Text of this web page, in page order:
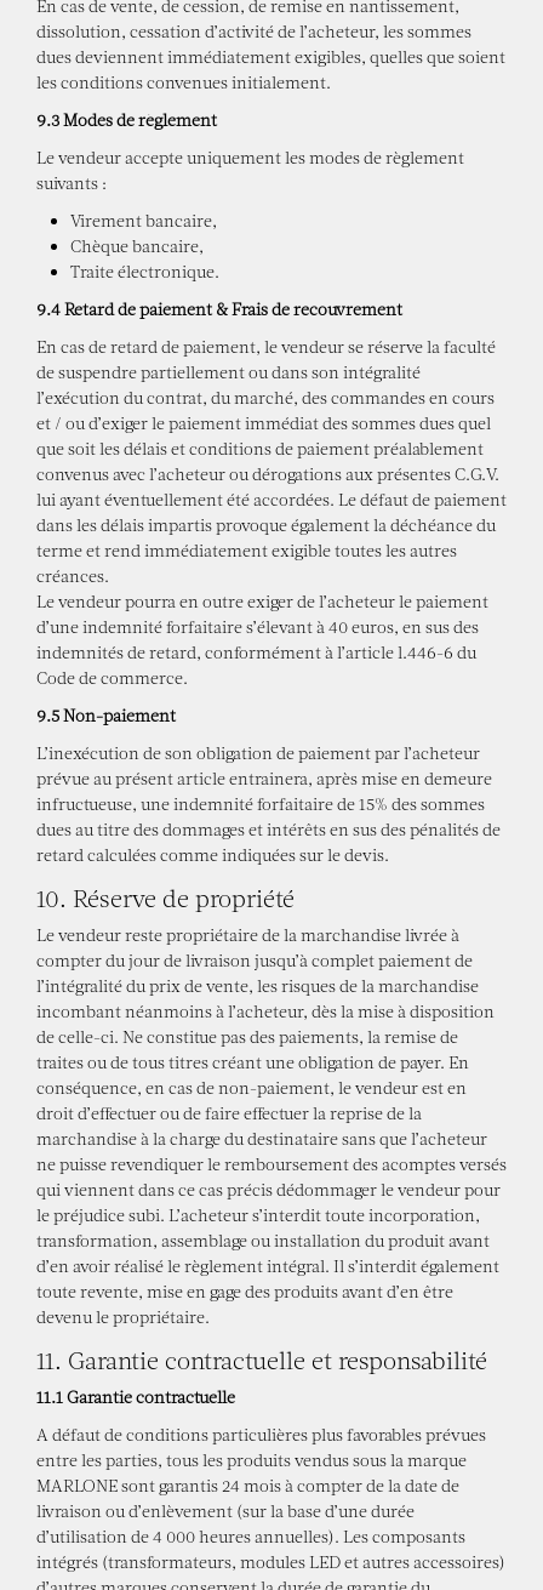
En cas de vente, de cession, de remise en nantissement,
dissolution, cessation d’activité de l’acheteur, les sommes
dues deviennent immédiatement exigibles, quelles que soient
les conditions convenues initialement.
9.3 Modes de règlement
Le vendeur accepte uniquement les modes de règlement
suivants :
Virement bancaire,
Chèque bancaire,
Traite électronique.
9.4 Retard de paiement & Frais de recouvrement
En cas de retard de paiement, le vendeur se réserve la faculté
de suspendre partiellement ou dans son intégralité
l’exécution du contrat, du marché, des commandes en cours
et / ou d’exiger le paiement immédiat des sommes dues quel
que soit les délais et conditions de paiement préalablement
convenus avec l’acheteur ou dérogations aux présentes C.G.V.
lui ayant éventuellement été accordées. Le défaut de paiement
dans les délais impartis provoque également la déchéance du
terme et rend immédiatement exigible toutes les autres
créances.
Le vendeur pourra en outre exiger de l’acheteur le paiement
d’une indemnité forfaitaire s’élevant à 40 euros, en sus des
indemnités de retard, conformément à l’article l.446-6 du
Code de commerce.
9.5 Non-paiement
L’inexécution de son obligation de paiement par l’acheteur
prévue au présent article entrainera, après mise en demeure
infructueuse, une indemnité forfaitaire de 15% des sommes
dues au titre des dommages et intérêts en sus des pénalités de
retard calculées comme indiquées sur le devis.
10. Réserve de propriété
Le vendeur reste propriétaire de la marchandise livrée à
compter du jour de livraison jusqu’à complet paiement de
l’intégralité du prix de vente, les risques de la marchandise
incombant néanmoins à l’acheteur, dès la mise à disposition
de celle-ci. Ne constitue pas des paiements, la remise de
traites ou de tous titres créant une obligation de payer. En
conséquence, en cas de non-paiement, le vendeur est en
droit d’effectuer ou de faire effectuer la reprise de la
marchandise à la charge du destinataire sans que l’acheteur
ne puisse revendiquer le remboursement des acomptes versés
qui viennent dans ce cas précis dédommager le vendeur pour
le préjudice subi. L’acheteur s’interdit toute incorporation,
transformation, assemblage ou installation du produit avant
d’en avoir réalisé le règlement intégral. Il s’interdit également
toute revente, mise en gage des produits avant d’en être
devenu le propriétaire.
11. Garantie contractuelle et responsabilité
11.1 Garantie contractuelle
A défaut de conditions particulières plus favorables prévues
entre les parties, tous les produits vendus sous la marque
MARLONE sont garantis 24 mois à compter de la date de
livraison ou d’enlèvement (sur la base d’une durée
d’utilisation de 4 000 heures annuelles). Les composants
intégrés (transformateurs, modules LED et autres accessoires)